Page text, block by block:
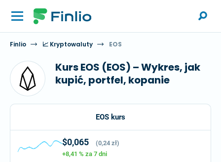
Finlio 📈 Kryptowaluty EOS
Kurs EOS (EOS) – Wykres, jak
kupić, portfel, kopanie
EOS kurs
$0,065
(0,24 zł)
+8,41 % za 7 dni